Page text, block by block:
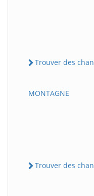
Trouver des
MONTAGNE
Trouver des